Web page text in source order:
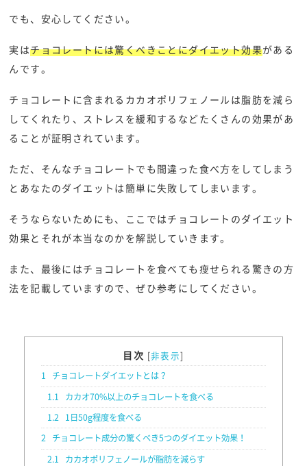
でも、安心してください。
実はチョコレートには驚くべきことにダイエット効果がある
んです。
チョコレートに含まれるカカオポリフェノールは脂肪を減ら
してくれたり、ストレスを緩和するなどたくさんの効果があ
ることが証明されています。
ただ、そんなチョコレートでも間違った食べ方をしてしまう
とあなたのダイエットは簡単に失敗してしまいます。
そうならないためにも、ここではチョコレートのダイエット
効果とそれが本当なのかを解説していきます。
また、最後にはチョコレートを食べても瘦せられる驚きの方
法を記載していますので、ぜひ参考にしてください。
目次 [非表示]
1
チョコレートダイエットとは？
1.1
カカオ70%以上のチョコレートを食べる
1.2 1日50g程度を食べる
2 チョコレート成分の驚くべき5つのダイエット効果！
2.1
カカオポリフェノールが脂肪を減らす